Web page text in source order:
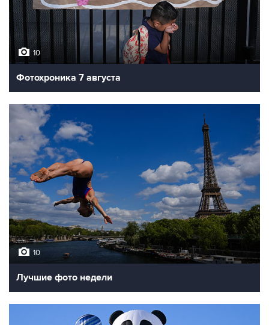
10
Фотохроника 7 августа
10
Лучшие фото недели